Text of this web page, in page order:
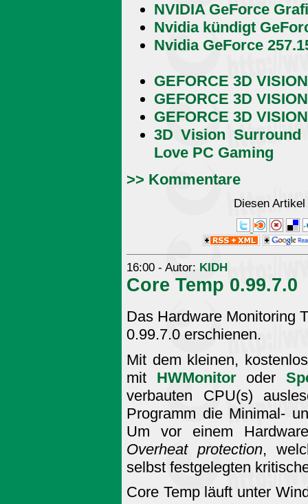
NVIDIA GeForce
Nvidia kündigt
Nvidia GeForce
GEFORCE 3D
GEFORCE 3D
GEFORCE 3D
3D Vision Surround
Love PC Gaming
>> Kommentare
Diesen
16:00 - Autor: KIDH
Core Temp 0.99.7.0
Das Hardware Monitoring
0.99.7.0 erschienen.
Mit dem kleinen,
mit HWMonitoroder
verbauten CPU(s)
Programm die Minimal-
Um vor einem
Overheat protection,
selbst festgelegten
Core Temp läuft unter